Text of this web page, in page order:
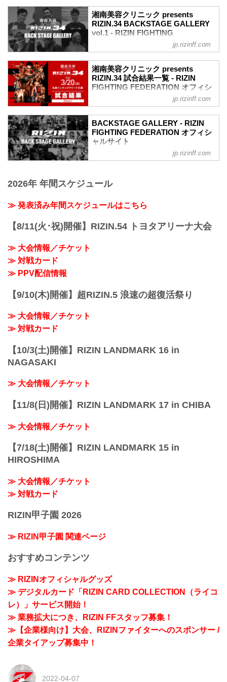
湘南美容クリニック presents
RIZIN.34 BACKSTAGE GALLERY
vol.1 - RIZIN FIGHTING
FEDERATION オフィシャルサイト
収めた「BACKSTAGE GALLERY」
OPENING FIGHT〜第9試合までのvol.2は
こちら
4
4
第15試合 ／皇治 vs. 梅野源治
3
第14試合 ／中村大介 vs. 山本空良
3
3
第12試合 ／北方大地 vs. 村元友太郎
jp.rizinff.com
湘南美容クリニック presents
RIZIN.34 試合結果一覧 - RIZIN
FIGHTING FEDERATION オフィシ
原京平
Full Fight | 弥益ドミネーター聡志 vs. 萩
原京平 / Satoshi“Dominator”Yamasu vs.
京平（LOSE）
ぎ三角固め）
第15試合／ 皇治 vs. 梅野源治
jp.rizinff.com
BACKSTAGE GALLERY - RIZIN
FIGHTING FEDERATION オフィシ
ャルサイト
BACKSTAGE GALLERY の記事一覧 - 格
イジン ファイティング フェデレーショ
いきます。
jp.rizinff.com
2026年 年間スケジュール
≫ 発表済み年間スケジュールはこちら
【8/11(火･祝)開催】RIZIN.54 トヨタアリーナ大会
≫ 大会情報／チケット
≫ 対戦カード
≫ PPV配信情報
【9/10(木)開催】超RIZIN.5 浪速の超復活祭り
≫ 大会情報／チケット
≫ 対戦カード
【10/3(土)開催】RIZIN LANDMARK 16 in
NAGASAKI
≫ 大会情報／チケット
【11/8(日)開催】RIZIN LANDMARK 17 in CHIBA
≫ 大会情報／チケット
【7/18(土)開催】RIZIN LANDMARK 15 in
HIROSHIMA
≫ 大会情報／チケット
≫ 対戦カード
RIZIN甲子園 2026
≫ RIZIN甲子園 関連ページ
おすすめコンテンツ
≫ RIZINオフィシャルグッズ
≫ デジタルカード「RIZIN CARD COLLECTION（ライコ
レ）」サービス開始！
≫ 業務拡大につき、RIZIN FFスタッフ募集！
≫【企業様向け】大会、RIZINファイターへのスポンサー /
企業タイアップ募集中！
2022-04-07